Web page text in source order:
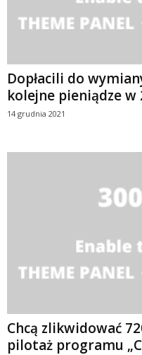
Dopłacili do
kolejne pieniądze w
14 grudnia 2021
Chcą zlikwidować
pilotaż programu